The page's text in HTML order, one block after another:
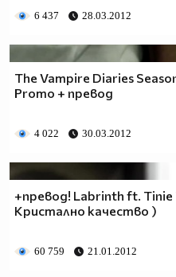
6 437 28.03.2012
The Vampire Diaries
Promo + превод
4 022 30.03.2012
+превод! Labrinth ft. Tinie
Кристално качество )
60 759 21.01.2012